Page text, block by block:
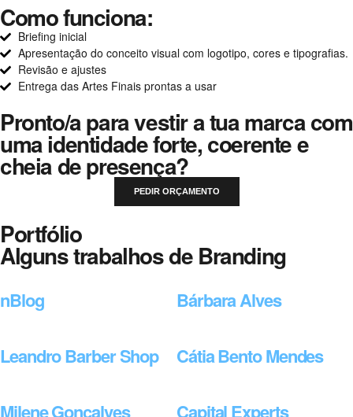
Como funciona:
Briefing inicial
Apresentação do conceito visual com logotipo, cores e tipografias.
Revisão e ajustes
Entrega das Artes Finais prontas a usar
Pronto/a para vestir a tua marca com
uma identidade forte, coerente e
cheia de presença?
PEDIR ORÇAMENTO
Portfólio
Alguns trabalhos de Branding
nBlog Bárbara Alves
Leandro Barber Shop Cátia Bento Mendes
Milene Gonçalves Capital Experts